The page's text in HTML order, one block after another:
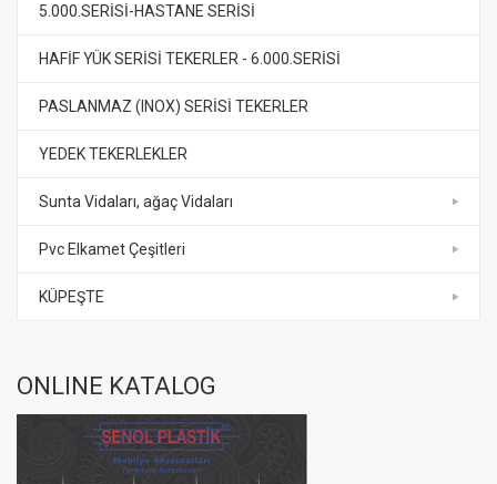
5.000.SERİSİ-HASTANE SERİSİ
HAFİF YÜK SERİSİ TEKERLER - 6.000.SERİSİ
PASLANMAZ (INOX) SERİSİ TEKERLER
YEDEK TEKERLEKLER
Sunta Vidaları, ağaç Vidaları
Pvc Elkamet Çeşitleri
KÜPEŞTE
ONLINE KATALOG